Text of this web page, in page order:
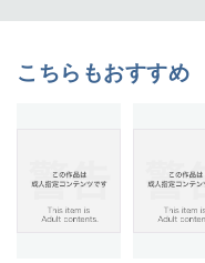
こちらもおすすめ